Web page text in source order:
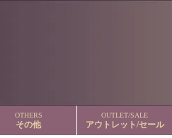
OTHERS
その他
OUTLET/SALE
アウトレット/セール